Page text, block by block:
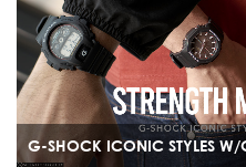
G-SHOCK ICONIC STYLES